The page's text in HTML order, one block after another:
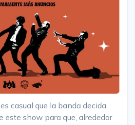
casual que la banda decida
este show para que, alrededor